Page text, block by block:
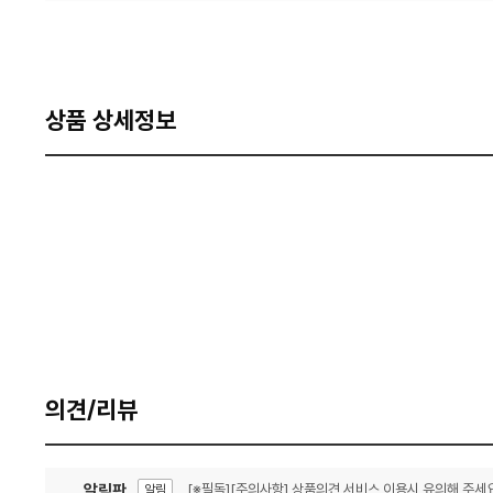
상품 상세정보
의견/리뷰
알림 [※필독][주의사항] 상품의견 서비스 이용시 유의해 주세